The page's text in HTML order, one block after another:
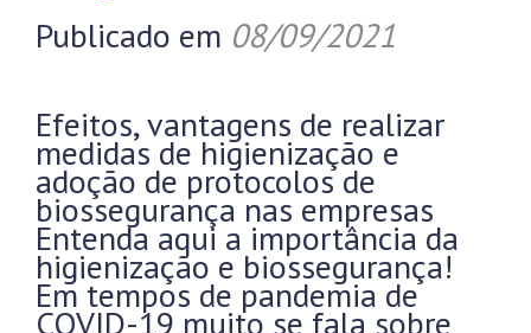
Publicado em 08/09/2021
Efeitos, vantagens de realizar
medidas de higienização e
adoção de protocolos de
biossegurança nas empresas
Entenda aqui a importância da
higienização e biossegurança!
Em tempos de pandemia de
COVID-19 muito se fala sobre